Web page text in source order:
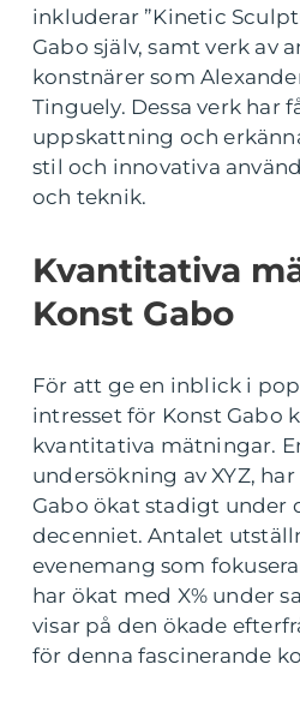
inkluderar ”Kinetic
Gabo själv, samt verk av
konstnärer som
Tinguely. Dessa verk har
uppskattning och
stil och innovativa
och teknik.
Kvantitativa
Konst Gabo
För att ge en inblick i
intresset för Konst Gabo
kvantitativa mätningar.
undersökning av XYZ,
Gabo ökat stadigt under
decenniet. Antalet
evenemang som
har ökat med X% under
visar på den ökade
för denna fascinerande